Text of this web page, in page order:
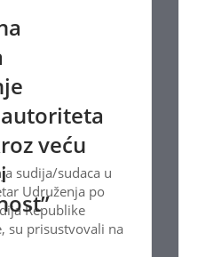
veću
sudija/sudaca u
Udruženja po
Republike
su prisustvovali na